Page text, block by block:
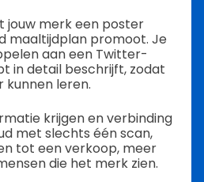
jouw merk een poster
maaltijdplan promoot. Je
aan een Twitter-
in detail beschrijft, zodat
kunnen leren.
krijgen en verbinding
met slechts één scan,
tot een verkoop, meer
die het merk zien.